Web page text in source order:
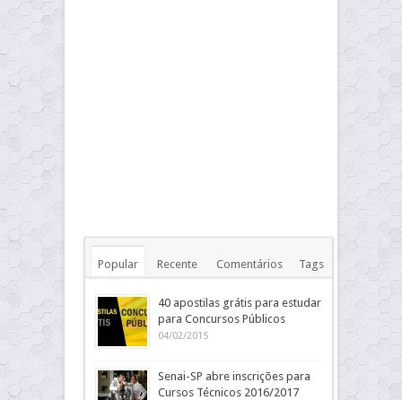
Popular Recente Comentários Tags
40 apostilas grátis para estudar
para Concursos Públicos
04/02/2015
Senai-SP abre inscrições para
Cursos Técnicos 2016/2017